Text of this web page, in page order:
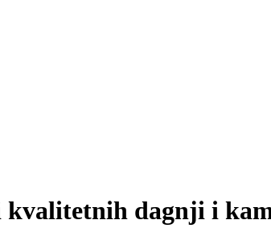
dagnji i